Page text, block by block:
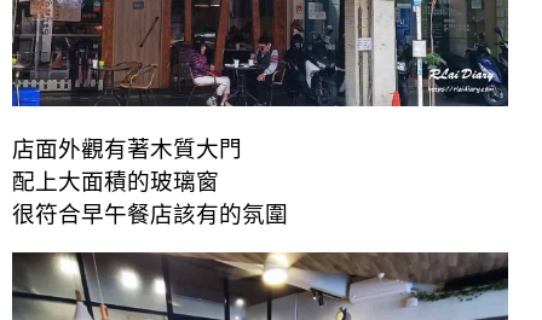
店面外觀有著木質大門
配上大面積的玻璃窗
很符合早午餐店該有的氛圍